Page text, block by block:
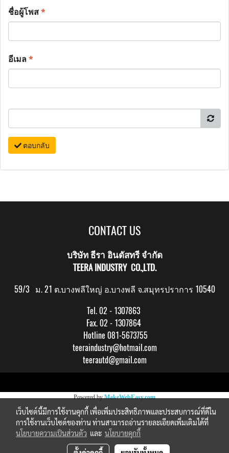
ชื่อผู้โพส*
อีเมล*
ตอบกลับ
CONTACT US
บริษัท ธีรา อินดัสทรี จำกัด
TEERA INDUSTRY CO.,LTD.
59/3 ม. 21 ต.บางพลีใหญ่ อ.บางพลี จ.สมุทรปราการ 10540
Tel. 02 - 1307863
Fax. 02 - 1307864
Hotline 081-5673755
teeraindustry@hotmail.com
teerautd@gmail.com
Powered byMakeWebEasy.com
เว็บไซต์นี้มีการใช้งานคุกกี้ เพื่อเพิ่มประสิทธิภาพและประสบการณ์ที่ดีใน
การใช้งานเว็บไซต์ของท่าน ท่านสามารถอ่านรายละเอียดเพิ่มเติมได้ที่
นโยบายความเป็นส่วนตัว และ นโยบายคุกกี้